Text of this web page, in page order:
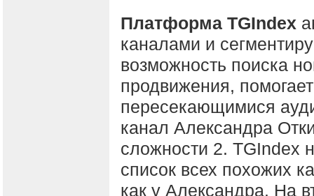
Платформа TGIndex
каналами и
возможность поиска
продвижения,
пересекающимися
канал Александра
сложности 2. TGIndex
список всех похожих
как у Александра. На